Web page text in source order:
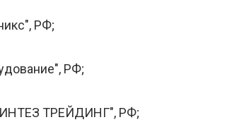
РФ;
РФ;
ТРЕЙДИНГ", РФ;